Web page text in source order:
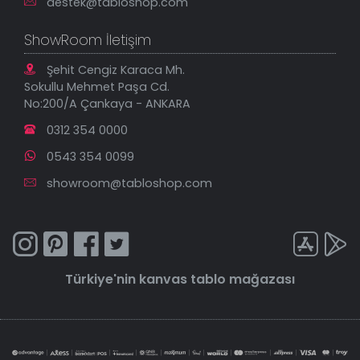
ShowRoom İletişim
Şehit Cengiz Karaca Mh.
Sokullu Mehmet Paşa Cd.
No:200/A Çankaya - ANKARA
0312 354 0000
0543 354 0099
showroom@tabloshop.com
Türkiye'nin kanvas tablo mağazası